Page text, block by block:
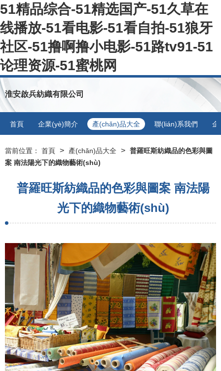
51精品综合-51精选国产-51久草在
线播放-51看电影-51看自拍-51狼牙
社区-51撸啊撸小电影-51路tv91-51
论理资源-51蜜桃网
淮安啟兵紡織有限公司
首頁 企業(yè)簡介 產(chǎn)品大全 聯(lián)系我們 企
當前位置： 首頁 > 產(chǎn)品大全 > 普羅旺斯紡織品的色彩與圖
案 南法陽光下的織物藝術(shù)
普羅旺斯紡織品的色彩與圖案 南法陽
光下的織物藝術(shù)